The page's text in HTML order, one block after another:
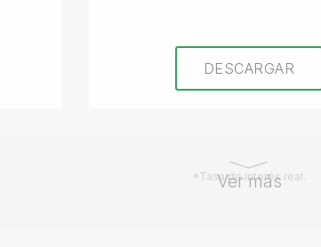
DESCARGAR
*Tasa de interés real.
Ver más